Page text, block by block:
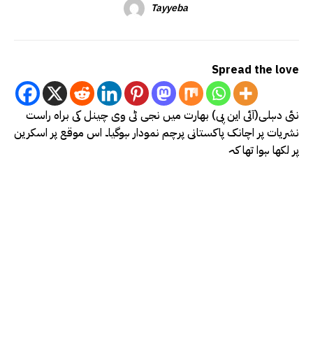
Tayyeba
Spread the love
نئی دہلی(آئی این پی) بھارت میں نجی ٹی وی چینل کی براہ راست
نشریات پر اچانک پاکستانی پرچم نمودار ہوگیا۔ اس موقع پر اسکرین
پر لکھا ہوا تھا کہ